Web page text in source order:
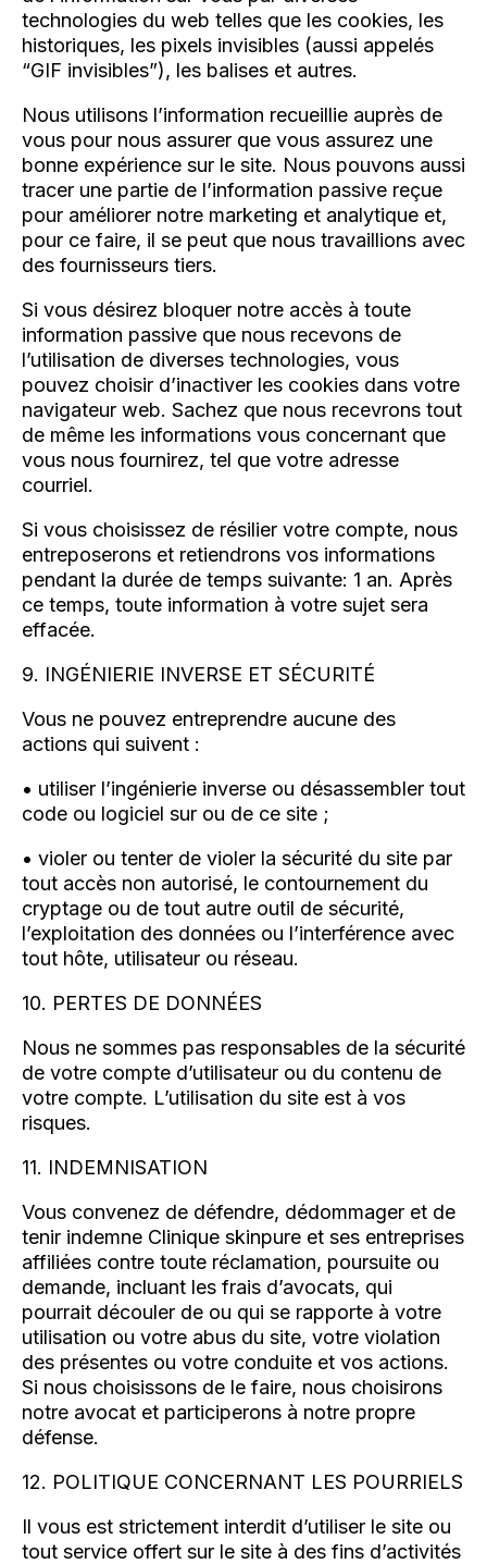
technologies du web telles que les cookies, les
historiques, les pixels invisibles (aussi appelés
“GIF invisibles”), les balises et autres.
Nous utilisons l’information recueillie auprès de
vous pour nous assurer que vous assurez une
bonne expérience sur le site. Nous pouvons aussi
tracer une partie de l’information passive reçue
pour améliorer notre marketing et analytique et,
pour ce faire, il se peut que nous travaillions avec
des fournisseurs tiers.
Si vous désirez bloquer notre accès à toute
information passive que nous recevons de
l’utilisation de diverses technologies, vous
pouvez choisir d’inactiver les cookies dans votre
navigateur web. Sachez que nous recevrons tout
de même les informations vous concernant que
vous nous fournirez, tel que votre adresse
courriel.
Si vous choisissez de résilier votre compte, nous
entreposerons et retiendrons vos informations
pendant la durée de temps suivante: 1 an. Après
ce temps, toute information à votre sujet sera
effacée.
9. INGÉNIERIE INVERSE ET SÉCURITÉ
Vous ne pouvez entreprendre aucune des
actions qui suivent :
• utiliser l’ingénierie inverse ou désassembler tout
code ou logiciel sur ou de ce site ;
• violer ou tenter de violer la sécurité du site par
tout accès non autorisé, le contournement du
cryptage ou de tout autre outil de sécurité,
l’exploitation des données ou l’interférence avec
tout hôte, utilisateur ou réseau.
10. PERTES DE DONNÉES
Nous ne sommes pas responsables de la sécurité
de votre compte d’utilisateur ou du contenu de
votre compte. L’utilisation du site est à vos
risques.
11. INDEMNISATION
Vous convenez de défendre, dédommager et de
tenir indemne Clinique skinpure et ses entreprises
affiliées contre toute réclamation, poursuite ou
demande, incluant les frais d’avocats, qui
pourrait découler de ou qui se rapporte à votre
utilisation ou votre abus du site, votre violation
des présentes ou votre conduite et vos actions.
Si nous choisissons de le faire, nous choisirons
notre avocat et participerons à notre propre
défense.
12. POLITIQUE CONCERNANT LES POURRIELS
Il vous est strictement interdit d’utiliser le site ou
tout service offert sur le site à des fins d’activités